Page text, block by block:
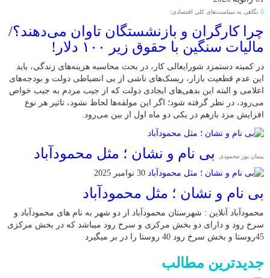
نگاهی به سیاست‌های کلی اقتصادی؛
چرا کارگران و بازنشستگان تاوان می‌دهند؟/
مالیات سنگین با حقوق زیر ۱۰۰ دلار!
در کمیته دستمزد شورایعالی کار، در بحث محاسبه هزینه‌های زندگی، باید
این عدم قطعیت بازار، ریسک‌های ناشی از بی انضباطی دولت و بودجه‌های
اعلامی و البته این بدهی‌های ایجادی دولت که از جیب مردم به جیب خواص
می‌رود، در نظر گرفته شود؛ اگر این مولفه‌ها لحاظ نشود، تاثیر هر نوع
افزایش مزد بازهم در یکی دو ماه اول از بین می‌رود.
پیمان پور محمودی بی نام و نشان ؛ مثل محمودآباد
30 نوامبر 2025
بی نام و نشان ؛ مثل محمودآباد
محمودآباد آنلاین : شهرستان محمودآباد از دو شهر به نام های محمودآباد و
‌سرخ رود و دارای دو بخش مرکزی و سرخ رود میباشد که در بخش مرکزی
45روستا و بخش سرخ رود 40 روستا را در بر میگیرد
جدیدترین مطالب